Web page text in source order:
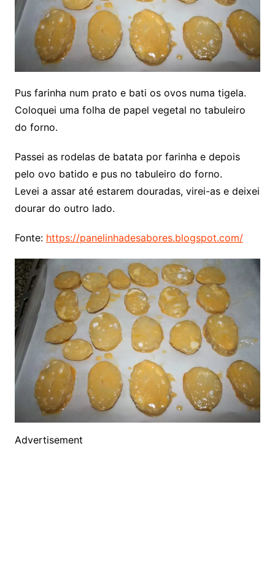
Pus farinha num prato e bati os ovos numa tigela.
Coloquei uma folha de papel vegetal no tabuleiro
do forno.
Passei as rodelas de batata por farinha e depois
pelo ovo batido e pus no tabuleiro do forno.
Levei a assar até estarem douradas, virei-as e deixei
dourar do outro lado.
Fonte: https://panelinhadesabores.blogspot.com/
Advertisement